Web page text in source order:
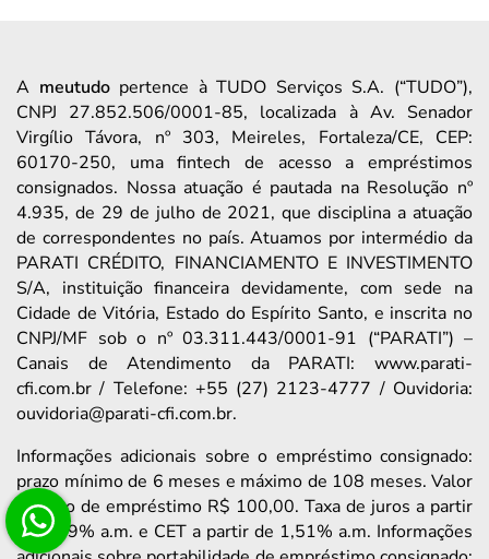
A meutudopertence à TUDO Serviços S.A. (“TUDO”),
CNPJ 27.852.506/0001-85, localizada à Av. Senador
Virgílio Távora, nº 303, Meireles, Fortaleza/CE, CEP:
60170-250, uma fintech de acesso a empréstimos
consignados. Nossa atuação é pautada na Resolução nº
4.935, de 29 de julho de 2021, que disciplina a atuação
de correspondentes no país. Atuamos por intermédio da
PARATI CRÉDITO, FINANCIAMENTO E INVESTIMENTO
S/A, instituição financeira devidamente, com sede na
Cidade de Vitória, Estado do Espírito Santo, e inscrita no
CNPJ/MF sob o nº 03.311.443/0001-91 (“PARATI”) –
Canais de Atendimento da PARATI: www.parati-
cfi.com.br / Telefone: +55 (27) 2123-4777 / Ouvidoria:
ouvidoria@parati-cfi.com.br.
Informações adicionais sobre o empréstimo consignado:
prazo mínimo de 6 meses e máximo de 108 meses. Valor
mínimo de empréstimo R$ 100,00. Taxa de juros a partir
de 1,39% a.m. e CET a partir de 1,51% a.m. Informações